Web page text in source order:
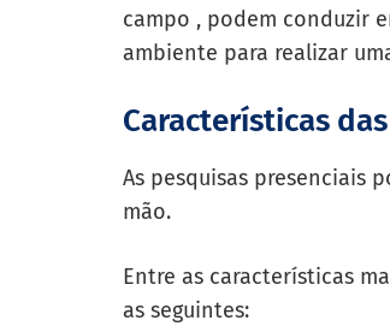
campo , podem conduzir
ambiente para realizar
Características
As pesquisas presenciais
mão.
Entre as características
as seguintes: